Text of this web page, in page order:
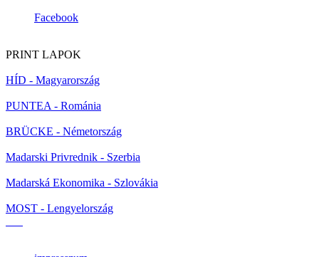
Facebook
PRINT LAPOK
HÍD - Magyarország
PUNTEA - Románia
BRÜCKE - Németország
Madarski Privrednik - Szerbia
Madarská Ekonomika - Szlovákia
MOST - Lengyelország